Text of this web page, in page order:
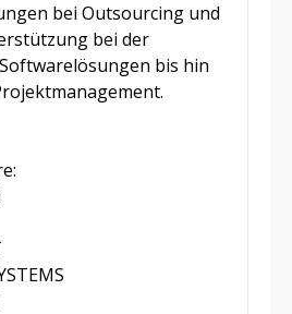
bei Outsourcing und
bei der
bis hin